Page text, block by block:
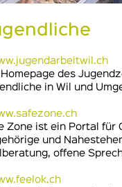
Homepage des
in Wil und
Zone ist ein Portal für
und
offene